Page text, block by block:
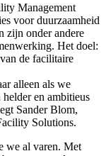
Management
voor duurzaamheid
zijn onder andere
Het doel:
de facilitaire
alleen als we
helder en ambitieus
Sander Blom,
Solutions.
we al varen. Met